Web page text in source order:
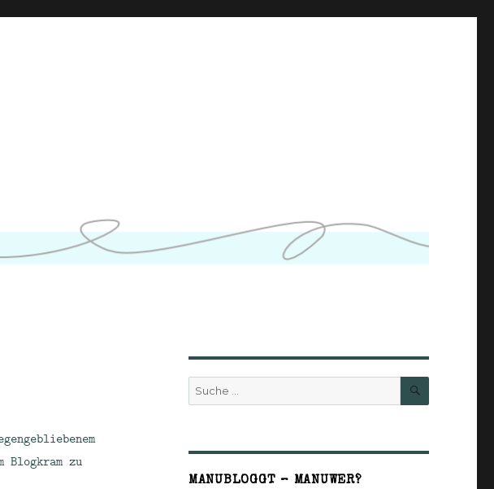
Blogkram zu
Suche
nach:
SUCHE
MANUBLOGGT – MANUWER?